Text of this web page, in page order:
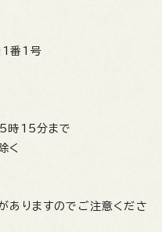
1番1号
時15分まで
く
ありますのでご注意くださ